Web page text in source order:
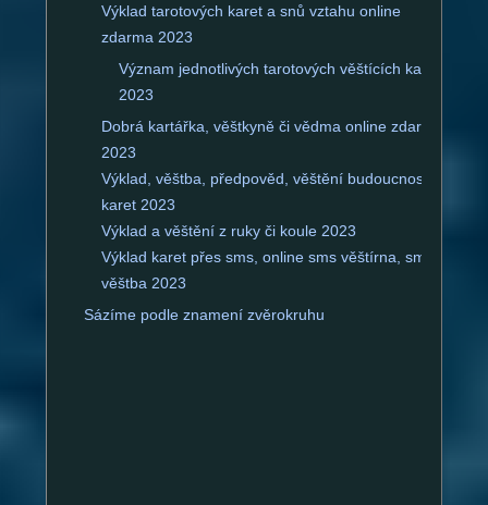
Výklad tarotových karet a snů vztahu online
zdarma 2023
Význam jednotlivých tarotových věštících karet
2023
Dobrá kartářka, věštkyně či vědma online zdarma
2023
Výklad, věštba, předpověd, věštění budoucnosti z
karet 2023
Výklad a věštění z ruky či koule 2023
Výklad karet přes sms, online sms věštírna, sms
věštba 2023
Sázíme podle znamení zvěrokruhu